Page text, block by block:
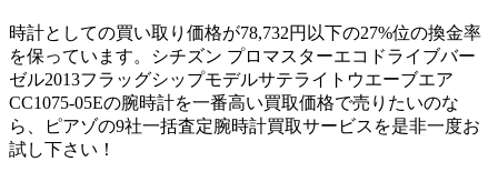
時計としての買い取り価格が78,732円以下の27%位の換金率
を保っています。シチズン プロマスターエコドライブバー
ゼル2013フラッグシップモデルサテライトウエーブエア
CC1075-05Eの腕時計を一番高い買取価格で売りたいのな
ら、ピアゾの9社一括査定腕時計買取サービスを是非一度お
試し下さい！